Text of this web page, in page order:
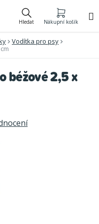
Hledat Nákupní košík
Vodítka pro psy
béžové 2,5 x